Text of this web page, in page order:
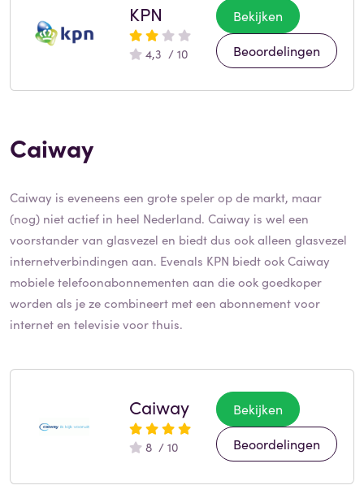
KPN
4,3 / 10
Bekijken
Beoordelingen
Caiway
Caiway is eveneens een grote speler op de markt, maar
(nog) niet actief in heel Nederland. Caiway is wel een
voorstander van glasvezel en biedt dus ook alleen glasvezel
internetverbindingen aan. Evenals KPN biedt ook Caiway
mobiele telefoonabonnementen aan die ook goedkoper
worden als je ze combineert met een abonnement voor
internet en televisie voor thuis.
Caiway
8 / 10
Bekijken
Beoordelingen